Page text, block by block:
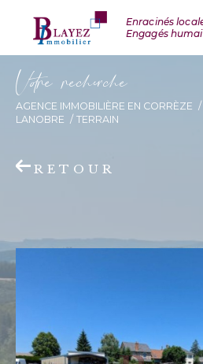
Vore recece
AGENCE IMMOBILIÈRE EN CORRÈZE
LANOBRE
TERRAIN
RETOUR